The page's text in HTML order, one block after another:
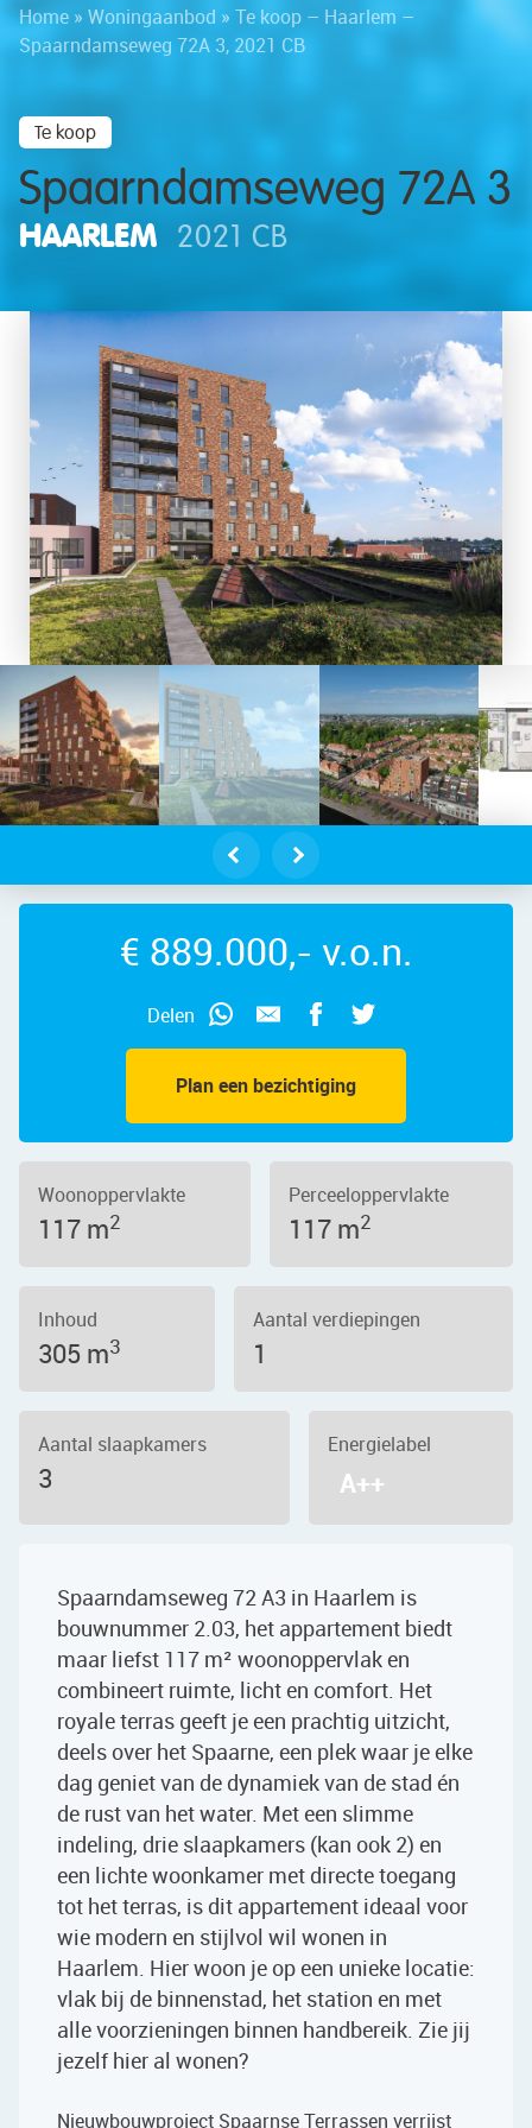
Home » Woningaanbod » Te koop – Haarlem –
Spaarndamseweg 72A 3, 2021 CB
Te koop
Spaarndamseweg 72A 3
HAARLEM 2021 CB
72A 3 – Foto 2
Plan een bezichtiging
Delen
€ 889.000,- v.o.n.
Woonoppervlakte
117 m2
Perceeloppervlakte
117 m2
Inhoud
305 m3
Aantal verdiepingen
1
Aantal slaapkamers
3
Energielabel
A++
Spaarndamseweg 72 A3 in Haarlem is
bouwnummer 2.03, het appartement biedt
maar liefst 117 m² woonoppervlak en
combineert ruimte, licht en comfort. Het
royale terras geeft je een prachtig uitzicht,
deels over het Spaarne, een plek waar je elke
dag geniet van de dynamiek van de stad én
de rust van het water. Met een slimme
indeling, drie slaapkamers (kan ook 2) en
een lichte woonkamer met directe toegang
tot het terras, is dit appartement ideaal voor
wie modern en stijlvol wil wonen in
Haarlem. Hier woon je op een unieke locatie:
vlak bij de binnenstad, het station en met
alle voorzieningen binnen handbereik. Zie jij
jezelf hier al wonen?
Nieuwbouwproject Spaarnse Terrassen verrijst